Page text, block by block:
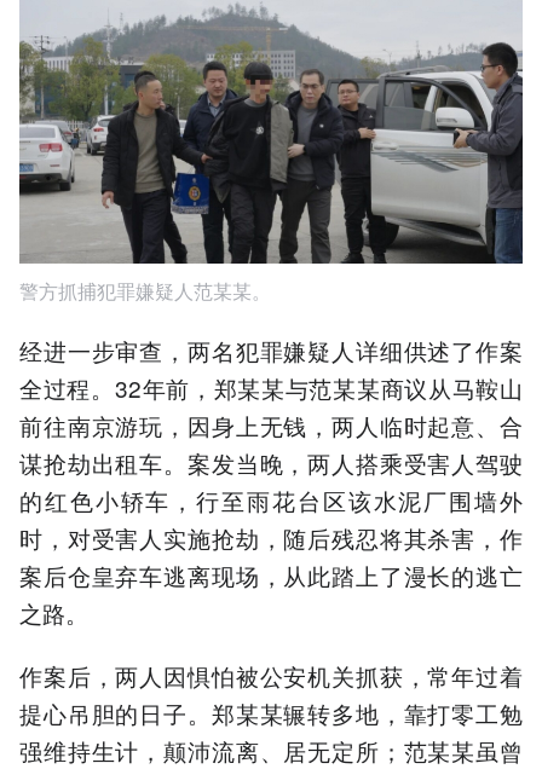
警方抓捕犯罪嫌疑人范某某。
经进一步审查，两名犯罪嫌疑人详细供述了作案
全过程。32年前，郑某某与范某某商议从马鞍山
前往南京游玩，因身上无钱，两人临时起意、合
谋抢劫出租车。案发当晚，两人搭乘受害人驾驶
的红色小轿车，行至雨花台区该水泥厂围墙外
时，对受害人实施抢劫，随后残忍将其杀害，作
案后仓皇弃车逃离现场，从此踏上了漫长的逃亡
之路。
作案后，两人因惧怕被公安机关抓获，常年过着
提心吊胆的日子。郑某某辗转多地，靠打零工勉
强维持生计，颠沛流离、居无定所；范某某虽曾